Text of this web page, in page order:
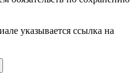
указывается ссылка на